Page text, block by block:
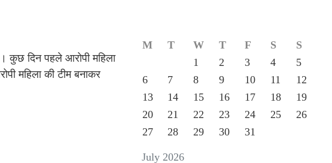
कुछ दिन पहले आरोपी महिला
महिला की टीम बनाकर
July 2026
M T W T F S
S
1
2 3 4
5
6
7 8 9 10 11
12
13
14 15 16 17 18
19
20
21 22 23 24 25
26
27
28 29 30 31